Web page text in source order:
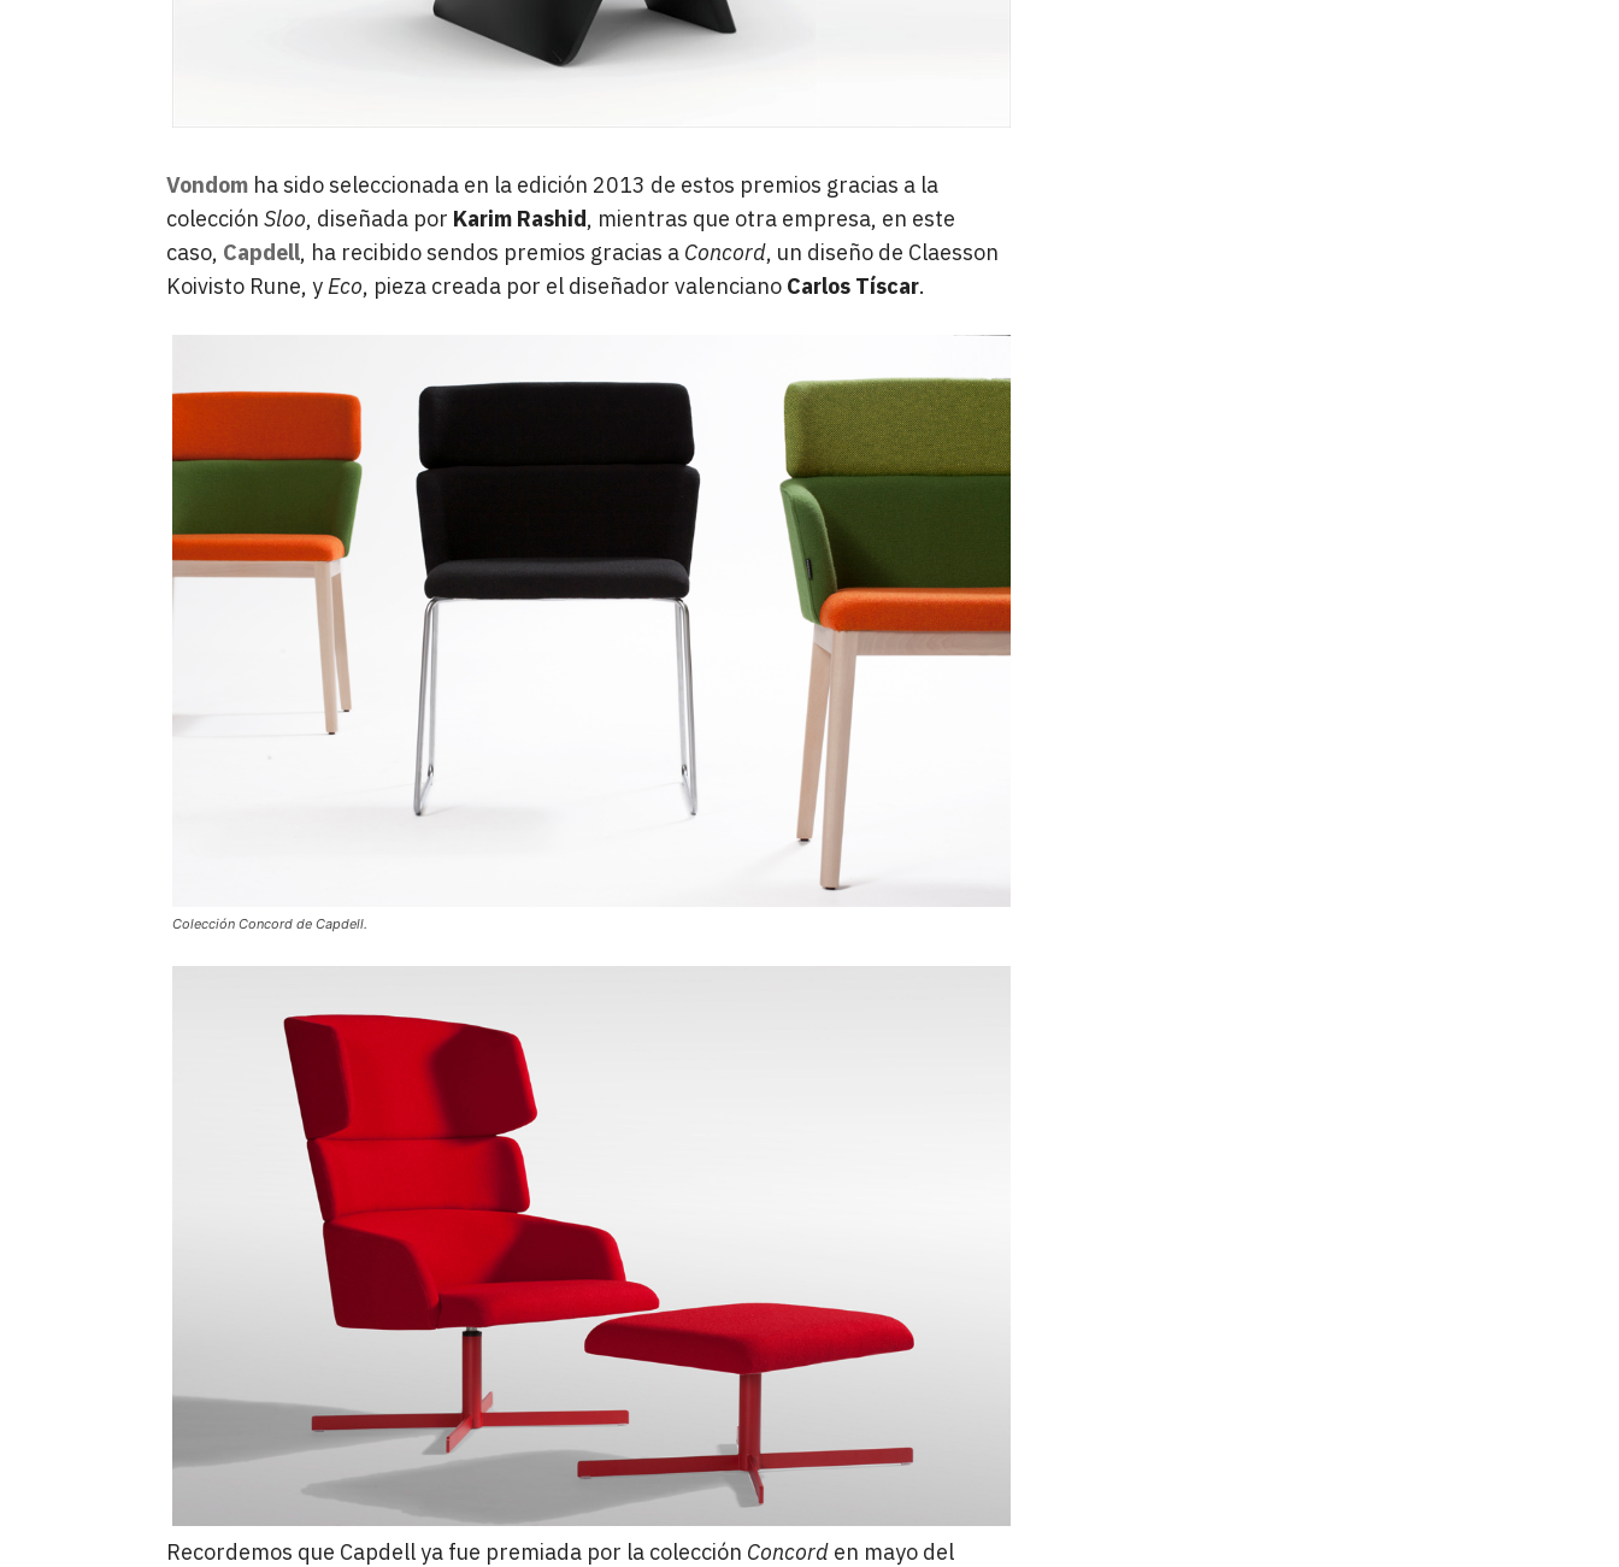
Vondom ha sido seleccionada en la edición 2013 de estos premios gracias a la
colección Sloo, diseñada por Karim Rashid, mientras que otra empresa, en este
caso, Capdell, ha recibido sendos premios gracias a Concord, un diseño de Claesson
Koivisto Rune, yEco, pieza creada por el diseñador valenciano Carlos Tíscar.
Colección Concord de Capdell.
Recordemos que Capdell ya fue premiada por la colección Concord en mayo del